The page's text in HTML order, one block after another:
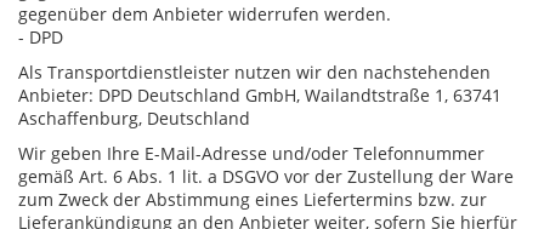
gegenüber dem Anbieter widerrufen werden.
- DPD
Als Transportdienstleister nutzen wir den nachstehenden
Anbieter: DPD Deutschland GmbH, Wailandtstraße 1, 63741
Aschaffenburg, Deutschland
Wir geben Ihre E-Mail-Adresse und/oder Telefonnummer
gemäß Art. 6 Abs. 1 lit. a DSGVO vor der Zustellung der Ware
zum Zweck der Abstimmung eines Liefertermins bzw. zur
Lieferankündigung an den Anbieter weiter, sofern Sie hierfür